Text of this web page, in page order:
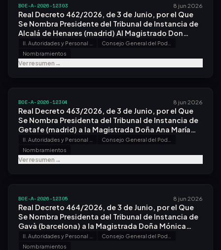
BOE-A-2026-12303 8 jun 2026
Real Decreto 462/2026, de 3 de Junio, por el Que
Se Nombra Presidente del Tribunal de Instancia de
Alcalá de Henares (madrid) Al Magistrado Don
Carlos Javier Garzón Inigo.
Nombramientos
Ver resumen→
BOE-A-2026-12304 8 jun 2026
Real Decreto 463/2026, de 3 de Junio, por el Que
Se Nombra Presidenta del Tribunal de Instancia de
Getafe (madrid) a la Magistrada Doña Ana María
García González.
Nombramientos
Ver resumen→
BOE-A-2026-12305 8 jun 2026
Real Decreto 464/2026, de 3 de Junio, por el Que
Se Nombra Presidenta del Tribunal de Instancia de
Gavà (barcelona) a la Magistrada Doña Mónica
Buetas Mesa.
Nombramientos